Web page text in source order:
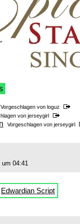
Vorgeschlagen von loguz
von jerseygirl
Vorgeschlagen von jerseygirl
um 04:41
Edwardian Script